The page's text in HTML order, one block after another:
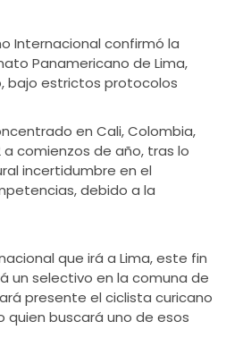
Internacional confirmó la
Panamericano de Lima,
bajo estrictos protocolos
en Cali, Colombia,
comienzos de año, tras lo
incertidumbre en el
debido a la
que irá a Lima, este fin
un selectivo en la comuna de
presente el ciclista curicano
quien buscará uno de esos